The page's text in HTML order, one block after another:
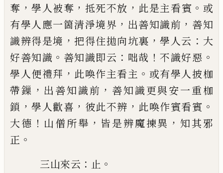
奪 ，學人被奪 ， 抵死不放 ， 此是主看賓 。 或
有學人應一箇清淨境界 ， 出善知識前 ， 善知
識辨得是境 ， 把得住拋向坑裏 ，學人云 ： 大
好善知識 。 善知識即云 ： 咄哉 ！不識好惡 。
學人便禮拜 ， 此喚作主看主 。 或有學人披枷
帶鏁 ， 出善知識前 ， 善知識更與安一重枷
鎖 ，學人歡喜 ， 彼此不辨 ， 此喚作賓看賓 。
大德 ！ 山僧所舉 ， 皆是辨魔揀異 ， 知其邪
正 。
三山來云 ： 止 。